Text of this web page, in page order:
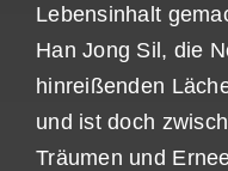
Lebensinhalt
Han Jong Sil, die
hinreißenden
und ist doch
Träumen und